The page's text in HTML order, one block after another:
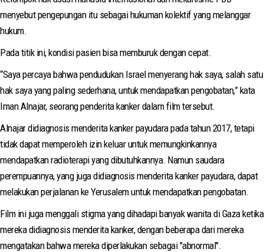
menyebut pengepungan itu sebagai hukuman kolektif yang melanggar
hukum.
Pada titik ini, kondisi pasien bisa memburuk dengan cepat.
“Saya percaya bahwa pendudukan Israel menyerang hak saya, salah satu
hak saya yang paling sederhana, untuk mendapatkan pengobatan,” kata
Iman Alnajar, seorang penderita kanker dalam film tersebut.
Alnajar didiagnosis menderita kanker payudara pada tahun 2017, tetapi
tidak dapat memperoleh izin keluar untuk memungkinkannya
mendapatkan radioterapi yang dibutuhkannya. Namun saudara
perempuannya, yang juga didiagnosis menderita kanker payudara, dapat
melakukan perjalanan ke Yerusalem untuk mendapatkan pengobatan.
Film ini juga menggali stigma yang dihadapi banyak wanita di Gaza ketika
mereka didiagnosis menderita kanker, dengan beberapa dari mereka
mengatakan bahwa mereka diperlakukan sebagai "abnormal".